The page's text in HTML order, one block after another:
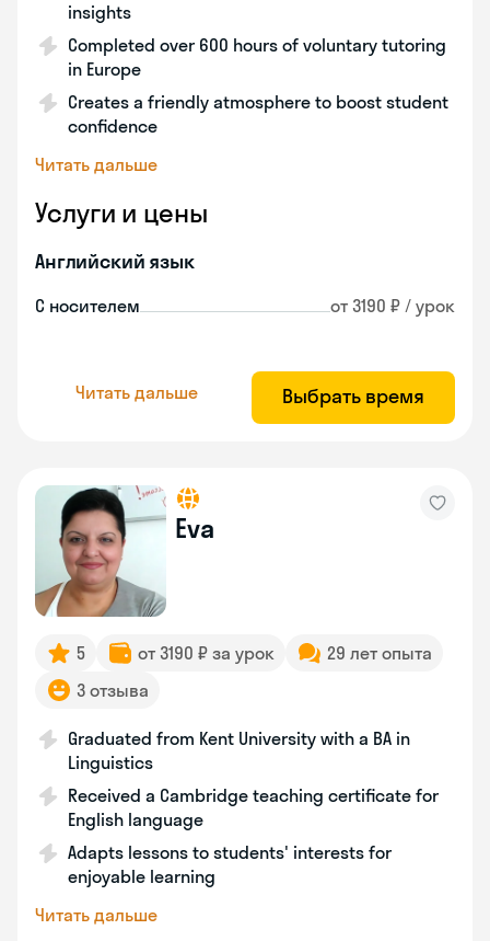
insights
Completed over 600 hours of voluntary tutoring
in Europe
Creates a friendly atmosphere to boost student
confidence
Читать дальше
Услуги и цены
Английский язык
С носителем от 3190 ₽ / урок
Читать дальше Выбрать время
Eva
5 от 3190 ₽ за урок
29 лет опыта
3 отзыва
Graduated from Kent University with a BA in
Linguistics
Received a Cambridge teaching certificate for
English language
Adapts lessons to students' interests for
enjoyable learning
Читать дальше